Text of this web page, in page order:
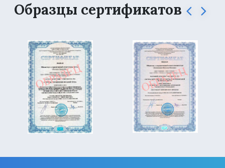
Образцы сертификатов